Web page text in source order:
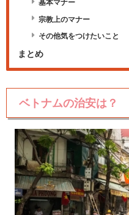
基本マナー
宗教上のマナー
その他気をつけたいこと
まとめ
ベトナムの治安は？